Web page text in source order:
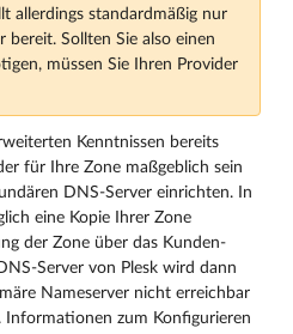
allerdings standardmäßig nur
bereit. Sollten Sie also einen
müssen Sie Ihren Provider
Kenntnissen bereits
für Ihre Zone maßgeblich sein
DNS-Server einrichten. In
eine Kopie Ihrer Zone
der Zone über das Kunden-
Server von Plesk wird dann
Nameserver nicht erreichbar
zum Konfigurieren